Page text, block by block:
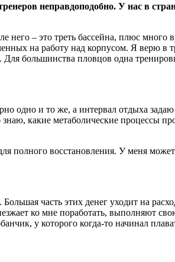
неправдоподобно. У нас в
него – это треть бассейна, плюс много
на работу над корпусом. Я верю в
большинства пловцов одна
одно и то же, а интервал отдыха
какие метаболические процессы
полного восстановления. У меня
часть этих денег уходит на
ко мне поработать, выполняют
у которого когда-то начинал